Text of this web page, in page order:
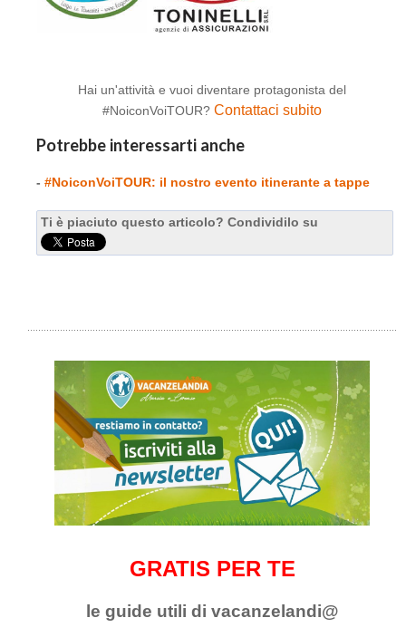
Hai un'attività e vuoi diventare protagonista del
#NoiconVoiTOUR? Contattaci subito
Potrebbe interessarti anche
- #NoiconVoiTOUR: il nostro evento itinerante a tappe
Ti è piaciuto questo articolo? Condividilo su
GRATIS PER TE
le guide utili di vacanzelandi@